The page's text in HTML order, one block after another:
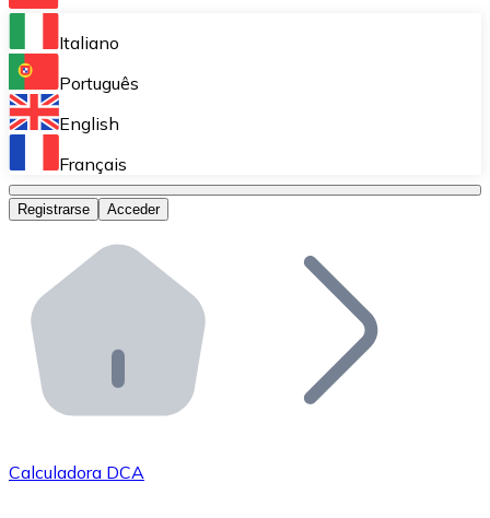
Bitnovo Ramp
Integra nuestra solución en tu plataforma.
Bitnovo Giftcards
Bitnovo OTC
Bitnovo ATM
Integra un ATM Bitnovo en tu negocio y permite que
Bitnovo API
Integra nuestra API en tu ecosistema.
Únete a nuestra red de distribuidores.
Italiano
Português
English
Français
Registrarse Acceder
Calculadora DCA